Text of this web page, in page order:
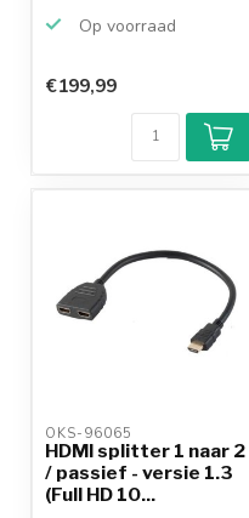
Op voorraad
€199,99
OKS-96065
HDMI splitter 1 naar 2
/ passief - versie 1.3
(Full HD 10...